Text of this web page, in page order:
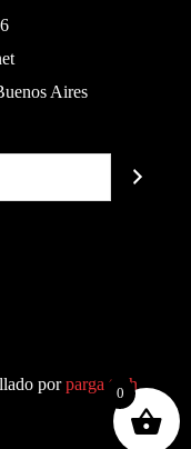
Aires
porparga.tech
0